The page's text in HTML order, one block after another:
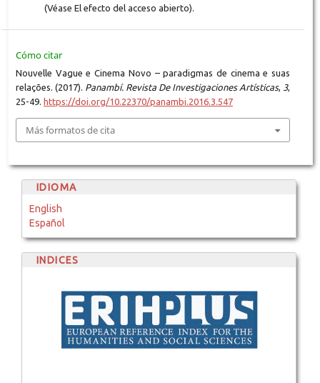
(Véase El efecto del acceso abierto).
Cómo citar
Nouvelle Vague e Cinema Novo – paradigmas de cinema e suas
relações. (2017). Panambí. Revista De Investigaciones Artísticas, 3,
25-49. https://doi.org/10.22370/panambi.2016.3.547
Más formatos de cita
IDIOMA
English
Español
INDICES